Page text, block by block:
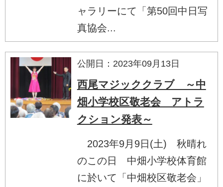
ャラリーにて「第50回中日写
真協会...
公開日：2023年09月13日
西尾マジッククラブ ～中
畑小学校区敬老会 アトラ
クション発表～
2023年9月9日(土) 秋晴れ
のこの日 中畑小学校体育館
に於いて「中畑校区敬老会」